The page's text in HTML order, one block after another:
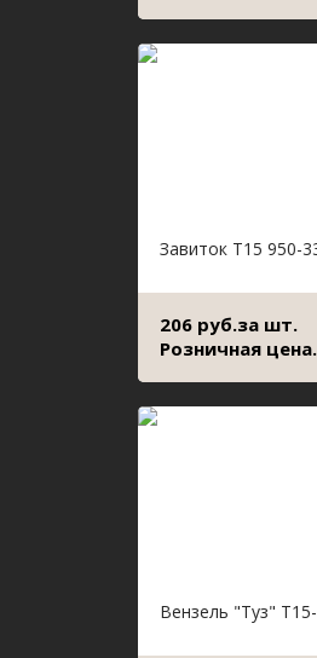
Завиток Т15 950-
206 руб.за шт.
Розничная цена.
Вензель "Туз"